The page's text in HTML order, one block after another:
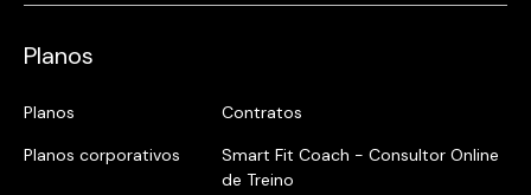
Planos
Planos
Contratos
Planos corporativos
Smart Fit Coach - Consultor Online
de Treino